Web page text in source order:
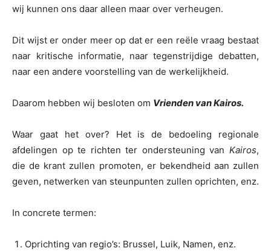
wij kunnen ons daar alleen maar over verheugen.
Dit wijst er onder meer op dat er een reële vraag bestaat
naar kritische informatie, naar tegenstrijdige debatten,
naar een andere voorstelling van de werkelijkheid.
Daarom hebben wij besloten om Vrienden van Kairos.
Waar gaat het over? Het is de bedoeling regionale
afdelingen op te richten ter ondersteuning van Kairos,
die de krant zullen promoten, er bekendheid aan zullen
geven, netwerken van steunpunten zullen oprichten, enz.
In concrete termen:
Oprichting van regio’s: Brussel, Luik, Namen, enz.